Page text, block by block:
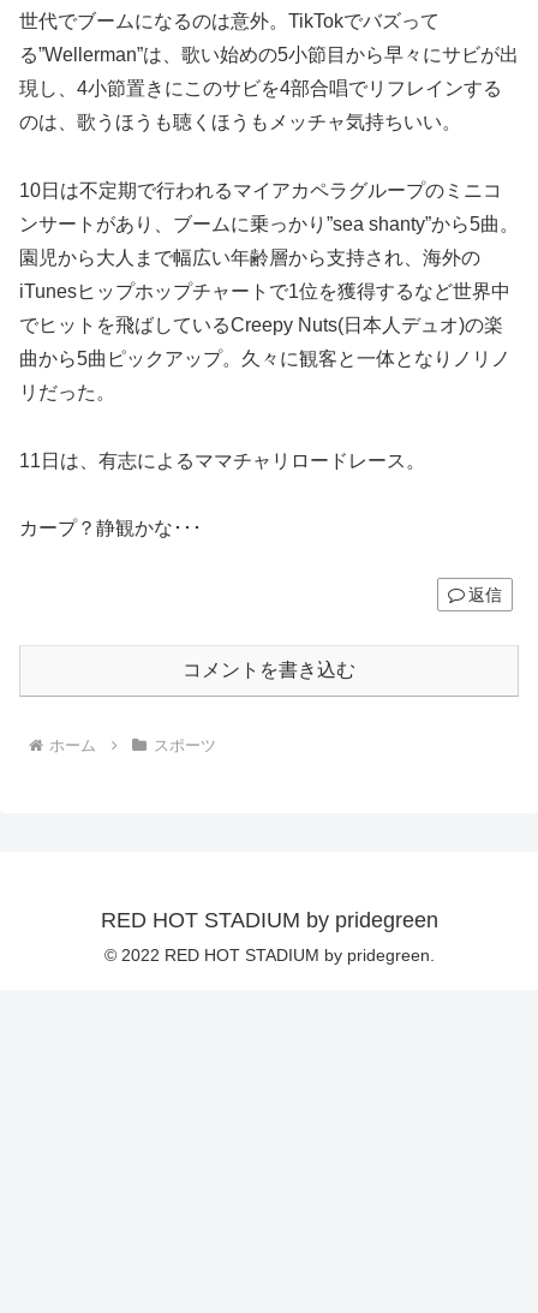
世代でブームになるのは意外。TikTokでバズって
る”Wellerman”は、歌い始めの5小節目から早々にサビが出
現し、4小節置きにこのサビを4部合唱でリフレインする
のは、歌うほうも聴くほうもメッチャ気持ちいい。
10日は不定期で行われるマイアカペラグループのミニコ
ンサートがあり、ブームに乗っかり”sea shanty”から5曲。
園児から大人まで幅広い年齢層から支持され、海外の
iTunesヒップホップチャートで1位を獲得するなど世界中
でヒットを飛ばしているCreepy Nuts(日本人デュオ)の楽
曲から5曲ピックアップ。久々に観客と一体となりノリノ
リだった。
11日は、有志によるママチャリロードレース。
カープ？静観かな･･･
返信
コメントを書き込む
ホーム スポーツ
RED HOT STADIUM by pridegreen
© 2022 RED HOT STADIUM by pridegreen.